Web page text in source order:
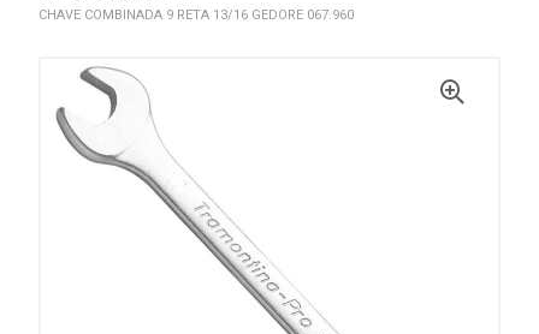
CHAVE COMBINADA 9 RETA 13/16 GEDORE 067.960